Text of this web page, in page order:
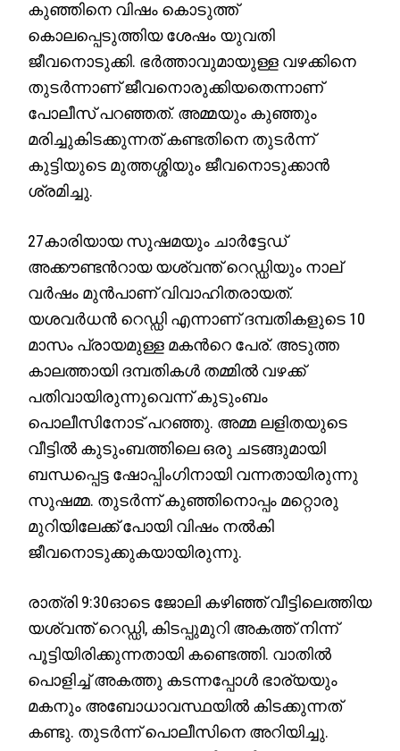
കുഞ്ഞിനെ വിഷം കൊടുത്ത്
കൊലപ്പെടുത്തിയ ശേഷം യുവതി
ജീവനൊടുക്കി. ഭർത്താവുമായുള്ള വഴക്കിനെ
തുടർന്നാണ് ജീവനൊരുക്കിയതെന്നാണ്
പോലീസ് പറഞ്ഞത്. അമ്മയും കുഞ്ഞും
മരിച്ചുകിടക്കുന്നത് കണ്ടതിനെ തുടർന്ന്
കുട്ടിയുടെ മുത്തശ്ശിയും ജീവനൊടുക്കാൻ
ശ്രമിച്ചു.
27കാരിയായ സുഷമയും ചാർട്ടേഡ്
അക്കൗണ്ടന്‍റായ യശ്വന്ത് റെഡ്ഡിയും നാല്
വർഷം മുൻപാണ് വിവാഹിതരായത്.
യശവർധൻ റെഡ്ഡി എന്നാണ് ദമ്പതികളുടെ 10
മാസം പ്രായമുള്ള മകന്‍റെ പേര്. അടുത്ത
കാലത്തായി ദമ്പതികൾ തമ്മിൽ വഴക്ക്
പതിവായിരുന്നുവെന്ന് കുടുംബം
പൊലീസിനോട് പറഞ്ഞു. അമ്മ ലളിതയുടെ
വീട്ടിൽ കുടുംബത്തിലെ ഒരു ചടങ്ങുമായി
ബന്ധപ്പെട്ട ഷോപ്പിംഗിനായി വന്നതായിരുന്നു
സുഷമ്മ. തുടർന്ന് കുഞ്ഞിനൊപ്പം മറ്റൊരു
മുറിയിലേക്ക് പോയി വിഷം നൽകി
ജീവനൊടുക്കുകയായിരുന്നു.
രാത്രി 9:30ഓടെ ജോലി കഴിഞ്ഞ് വീട്ടിലെത്തിയ
യശ്വന്ത് റെഡ്ഡി, കിടപ്പുമുറി അകത്ത് നിന്ന്
പൂട്ടിയിരിക്കുന്നതായി കണ്ടെത്തി. വാതിൽ
പൊളിച്ച് അകത്തു കടന്നപ്പോൾ ഭാര്യയും
മകനും അബോധാവസ്ഥയിൽ കിടക്കുന്നത്
കണ്ടു. തുടർന്ന് പൊലീസിനെ അറിയിച്ചു.